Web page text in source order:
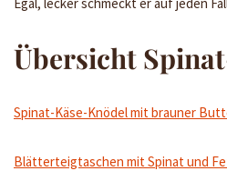
Übersicht
Spinat-Käse-Knödel mit brauner
Blätterteigtaschen mit Spinat und